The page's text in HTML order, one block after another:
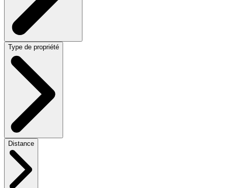
Type de propriété
Distance